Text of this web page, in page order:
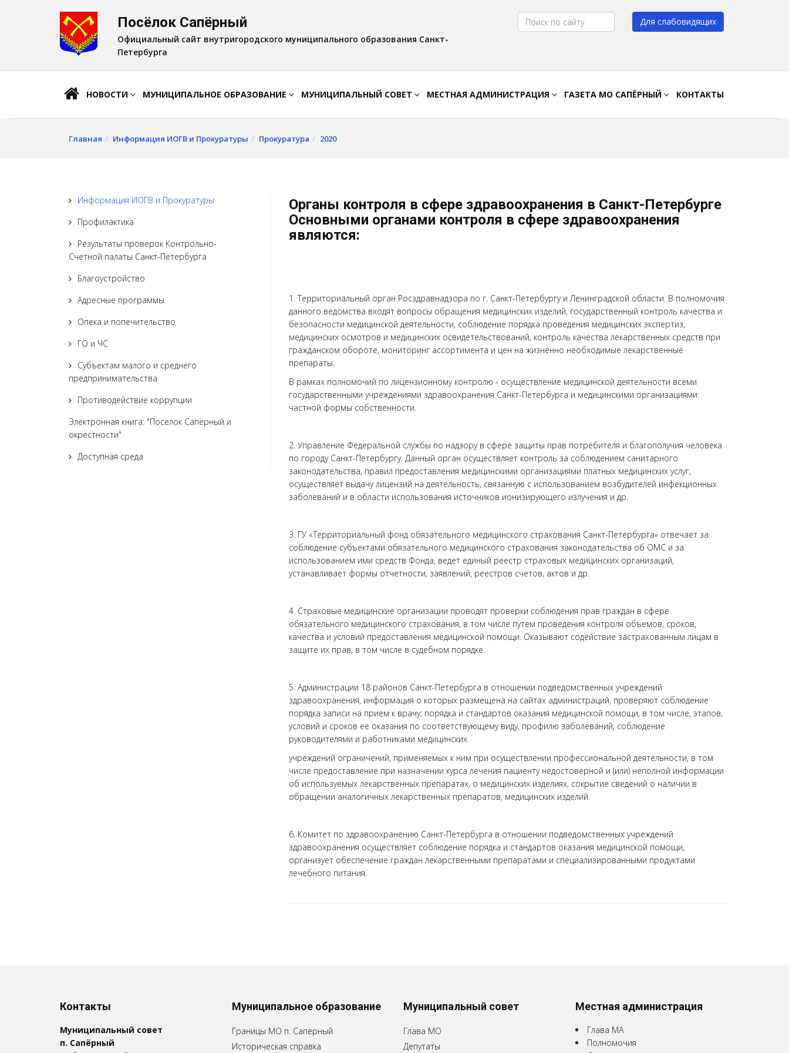
Шрифт:
A A Цвет:A A A A
Посёлок Сапёрный
Официальный сайт внутригородского муниципального образования Санкт-
Петербурга
Для слабовидящих
НОВОСТИ МУНИЦИПАЛЬНОЕ ОБРАЗОВАНИЕ МУНИЦИПАЛЬНЫЙ СОВЕТ МЕСТНАЯ АДМИНИСТРАЦИЯ ГАЗЕТА МО САПЁРНЫЙ КОНТАКТЫ
Главная Информация ИОГВ и Прокуратуры Прокуратура 2020
Информация ИОГВ и Прокуратуры
Профилактика
Результаты проверок Контрольно-
Счетной палаты Санкт-Петербурга
Благоустройство
Адресные программы
Опека и попечительство
ГО и ЧС
Субъектам малого и среднего
предпринимательства
Противодействие коррупции
Электронная книга: "Поселок Сапёрный и
окрестности"
Доступная среда
Органы контроля в сфере здравоохранения в Санкт-Петербурге
Основными органами контроля в сфере здравоохранения
являются:
1. Территориальный орган Росздравнадзора по г. Санкт-Петербургу и Ленинградской области. В полномочия
данного ведомства входят вопросы обращения медицинских изделий, государственный контроль качества и
безопасности медицинской деятельности, соблюдение порядка проведения медицинских экспертиз,
медицинских осмотров и медицинских освидетельствований, контроль качества лекарственных средств при
гражданском обороте, мониторинг ассортимента и цен на жизненно необходимые лекарственные
препараты.
В рамках полномочий по лицензионному контролю - осуществление медицинской деятельности всеми
государственными учреждениями здравоохранения Санкт-Петербурга и медицинскими организациями
частной формы собственности.
2. Управление Федеральной службы по надзору в сфере защиты прав потребителя и благополучия человека
по городу Санкт-Петербургу. Данный орган осуществляет контроль за соблюдением санитарного
законодательства, правил предоставления медицинскими организациями платных медицинских услуг,
осуществляет выдачу лицензий на деятельность, связанную с использованием возбудителей инфекционных
заболеваний и в области использования источников ионизирующего излучения и др.
3. ГУ «Территориальный фонд обязательного медицинского страхования Санкт-Петербурга» отвечает за
соблюдение субъектами обязательного медицинского страхования законодательства об ОМС и за
использованием ими средств Фонда, ведет единый реестр страховых медицинских организаций,
устанавливает формы отчетности, заявлений, реестров счетов, актов и др.
4. Страховые медицинские организации проводят проверки соблюдения прав граждан в сфере
обязательного медицинского страхования, в том числе путем проведения контроля объемов, сроков,
качества и условий предоставления медицинской помощи. Оказывают содействие застрахованным лицам в
защите их прав, в том числе в судебном порядке.
5. Администрации 18 районов Санкт-Петербурга в отношении подведомственных учреждений
здравоохранения, информация о которых размещена на сайтах администраций, проверяют соблюдение
порядка записи на прием к врачу; порядка и стандартов оказания медицинской помощи, в том числе, этапов,
условий и сроков ее оказания по соответствующему виду, профилю заболеваний; соблюдение
руководителями и работниками медицинских
учреждений ограничений, применяемых к ним при осуществлении профессиональной деятельности, в том
числе предоставление при назначении курса лечения пациенту недостоверной и (или) неполной информации
об используемых лекарственных препаратах, о медицинских изделиях, сокрытие сведений о наличии в
обращении аналогичных лекарственных препаратов, медицинских изделий.
6. Комитет по здравоохранению Санкт-Петербурга в отношении подведомственных учреждений
здравоохранения осуществляет соблюдение порядка и стандартов оказания медицинской помощи,
организует обеспечение граждан лекарственными препаратами и специализированными продуктами
лечебного питания.
Контакты
Муниципальный совет
п. Сапёрный
Муниципальное образование
Границы МО п. Сапёрный
Историческая справка
Муниципальный совет
Глава МО
Депутаты
Местная администрация
Глава МА
Полномочия